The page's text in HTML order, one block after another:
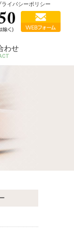
ライバシーポリシー
わせ